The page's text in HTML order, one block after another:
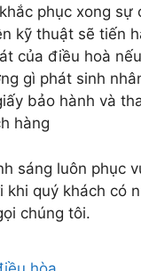
phục xong sự
kỹ thuật sẽ tiến
của điều hoà
gì phát sinh
bảo hành và
hàng
sáng luôn phục
khi quý khách có
chúng tôi.